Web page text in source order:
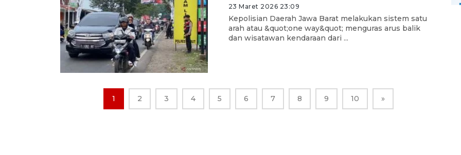
23 Maret 2026 23:09
Kepolisian Daerah Jawa Barat melakukan sistem satu
arah atau &quot;one way&quot; menguras arus balik
dan wisatawan kendaraan dari ...
1 2 3 4 5 6 7 8 9 10 »